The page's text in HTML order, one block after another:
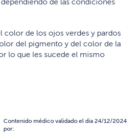
color de los ojos verdes y pardos
del pigmento y del color de la
lo que les sucede el mismo
Contenido médico validado el dia 24/12/2024
por: